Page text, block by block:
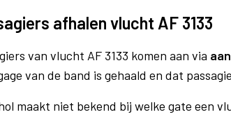
afhalen vlucht AF 3133
van vlucht AF 3133 komen aan via
van de band is gehaald en dat
maakt niet bekend bij welke gate een